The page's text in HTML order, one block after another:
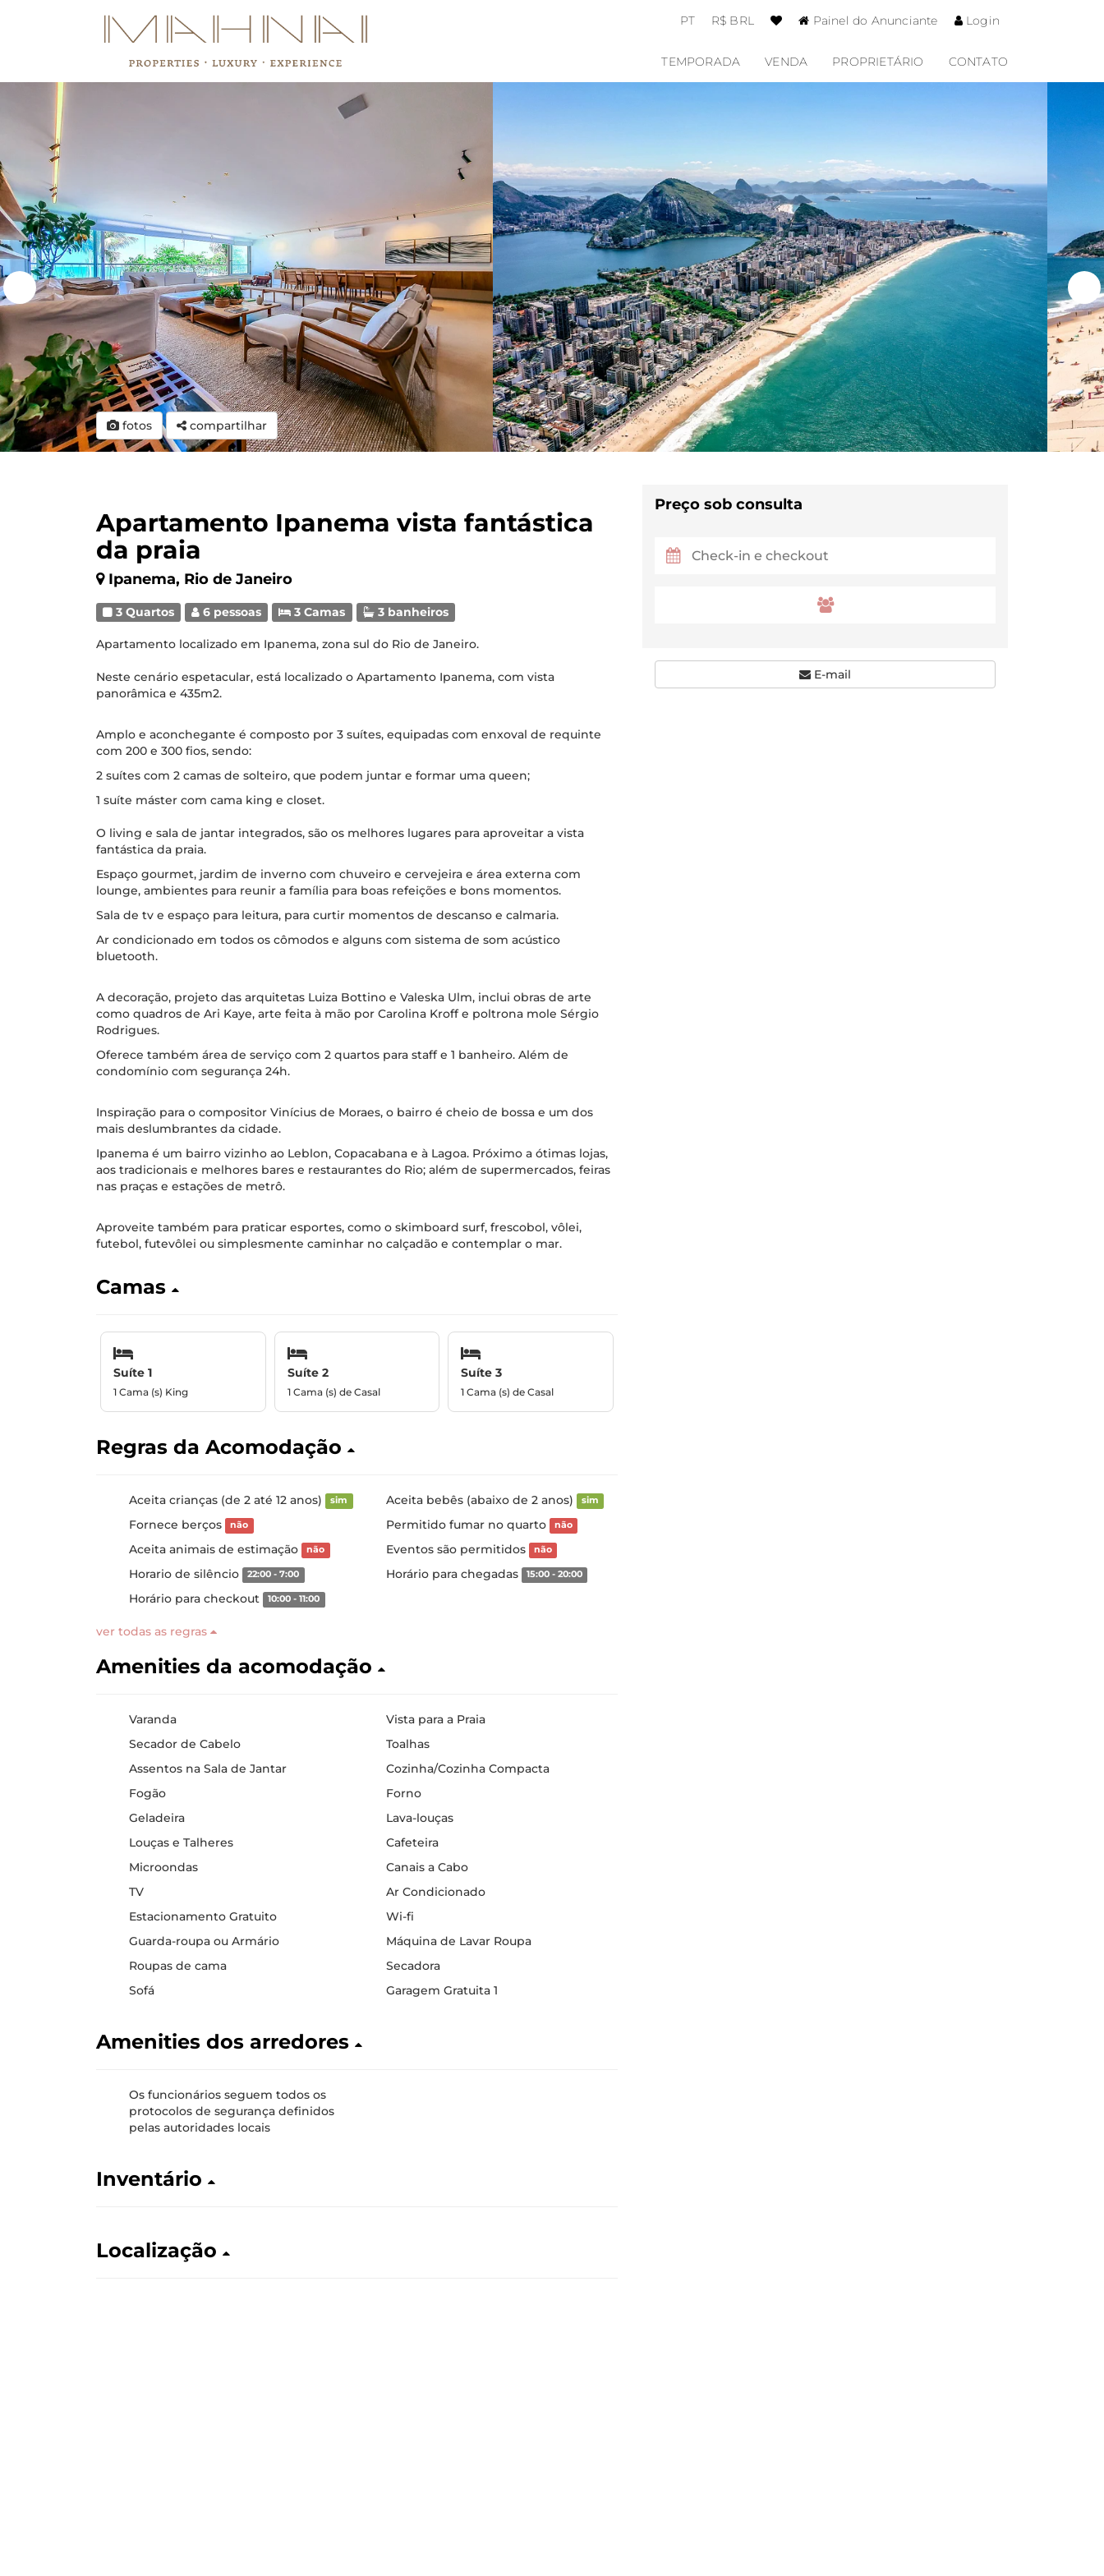
PT R$ BRL Painel do Anunciante Login
TEMPORADA VENDA PROPRIETÁRIO CONTATO
fotos compartilhar
Apartamento Ipanema vista fantástica
da praia
Ipanema, Rio de Janeiro
3 Quartos 6 pessoas 3 Camas 3 banheiros
Apartamento localizado em Ipanema, zona sul do Rio de Janeiro.
Neste cenário espetacular, está localizado o Apartamento Ipanema, com vista
panorâmica e 435m2.
Amplo e aconchegante é composto por 3 suítes, equipadas com enxoval de requinte
com 200 e 300 fios, sendo:
2 suítes com 2 camas de solteiro, que podem juntar e formar uma queen;
1 suíte máster com cama king e closet.
O living e sala de jantar integrados, são os melhores lugares para aproveitar a vista
fantástica da praia.
Espaço gourmet, jardim de inverno com chuveiro e cervejeira e área externa com
lounge, ambientes para reunir a família para boas refeições e bons momentos.
Sala de tv e espaço para leitura, para curtir momentos de descanso e calmaria.
Ar condicionado em todos os cômodos e alguns com sistema de som acústico
bluetooth.
A decoração, projeto das arquitetas Luiza Bottino e Valeska Ulm, inclui obras de arte
como quadros de Ari Kaye, arte feita à mão por Carolina Kroff e poltrona mole Sérgio
Rodrigues.
Oferece também área de serviço com 2 quartos para staff e 1 banheiro. Além de
condomínio com segurança 24h.
Inspiração para o compositor Vinícius de Moraes, o bairro é cheio de bossa e um dos
mais deslumbrantes da cidade.
Ipanema é um bairro vizinho ao Leblon, Copacabana e à Lagoa. Próximo a ótimas lojas,
aos tradicionais e melhores bares e restaurantes do Rio; além de supermercados, feiras
nas praças e estações de metrô.
Aproveite também para praticar esportes, como o skimboard surf, frescobol, vôlei,
futebol, futevôlei ou simplesmente caminhar no calçadão e contemplar o mar.
Camas
Suíte 1
1 Cama (s) King
Suíte 2
1 Cama (s) de Casal
Suíte 3
1 Cama (s) de Casal
Regras da Acomodação
Aceita crianças (de 2 até 12 anos) sim Aceita bebês (abaixo de 2 anos) sim
Fornece berços não Permitido fumar no quarto não
Aceita animais de estimação não Eventos são permitidos não
Horario de silêncio 22:00 - 7:00 Horário para chegadas 15:00 - 20:00
Horário para checkout 10:00 - 11:00
ver todas as regras
Amenities da acomodação
Varanda
Vista para a Praia
Secador de Cabelo
Toalhas
Assentos na Sala de Jantar
Cozinha/Cozinha Compacta
Fogão
Forno
Geladeira
Lava-louças
Louças e Talheres
Cafeteira
Microondas
Canais a Cabo
TV
Ar Condicionado
Estacionamento Gratuito
Wi-fi
Guarda-roupa ou Armário
Máquina de Lavar Roupa
Roupas de cama
Secadora
Sofá
Garagem Gratuita 1
Amenities dos arredores
Os funcionários seguem todos os
protocolos de segurança definidos
pelas autoridades locais
Inventário
Localização
Preço sob consulta
E-mail